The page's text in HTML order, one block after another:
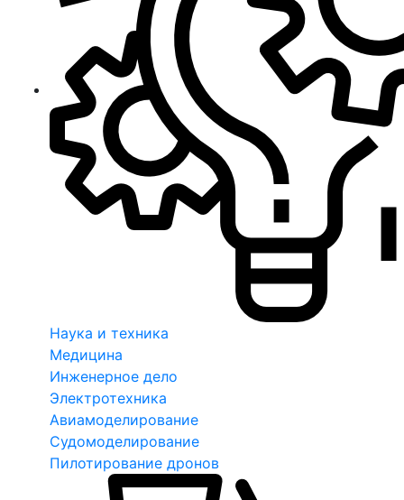
Наука и техника
Медицина
Инженерное дело
Электротехника
Авиамоделирование
Судомоделирование
Пилотирование дронов